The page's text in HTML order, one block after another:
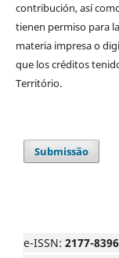
contribución, así
tienen permiso para
materia impresa o
que los créditos
Território.
Submissão
e-ISSN: 2177-8396